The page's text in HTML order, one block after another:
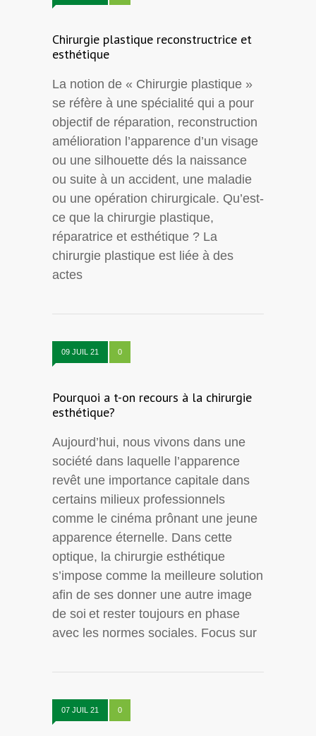
Chirurgie plastique reconstructrice et
esthétique
La notion de « Chirurgie plastique »
se réfère à une spécialité qui a pour
objectif de réparation, reconstruction
amélioration l’apparence d’un visage
ou une silhouette dés la naissance
ou suite à un accident, une maladie
ou une opération chirurgicale. Qu’est-
ce que la chirurgie plastique,
réparatrice et esthétique ? La
chirurgie plastique est liée à des
actes
09 JUIL 21 0
Pourquoi a t-on recours à la chirurgie
esthétique?
Aujourd’hui, nous vivons dans une
société dans laquelle l’apparence
revêt une importance capitale dans
certains milieux professionnels
comme le cinéma prônant une jeune
apparence éternelle. Dans cette
optique, la chirurgie esthétique
s’impose comme la meilleure solution
afin de ses donner une autre image
de soi et rester toujours en phase
avec les normes sociales. Focus sur
07 JUIL 21 0